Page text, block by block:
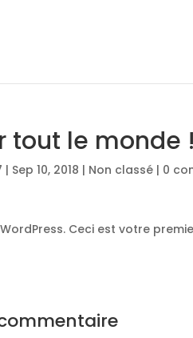
tout le monde !
| Sep 10, 2018 | Non classé | 0
Ceci est votre